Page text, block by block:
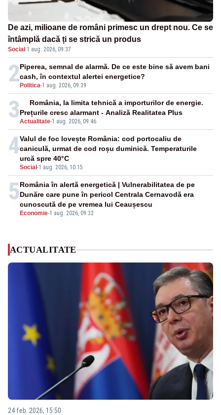
De azi, milioane de români primesc un drept nou. Ce se
întâmplă dacă ți se strică un produs
Social ·1 aug. 2026, 09:37
2 Politica-1 aug. 2026, 09:39
Piperea, semnal de alarmă. De ce este bine să avem bani
cash, în contextul alertei energetice?
3Actualitate-1 aug. 2026, 09:46
România, la limita tehnică a importurilor de energie.
Prețurile cresc alarmant - Analiză Realitatea Plus
4
Social -1 aug. 2026, 10:15
Valul de foc lovește România: cod portocaliu de
caniculă, urmat de cod roșu duminică. Temperaturile
urcă spre 40°C
5
Economie-1 aug. 2026, 09:32
România în alertă energetică | Vulnerabilitatea de pe
Dunăre care pune în pericol Centrala Cernavodă era
cunoscută de pe vremea lui Ceaușescu
ACTUALITATE
24 feb. 2026, 15:50